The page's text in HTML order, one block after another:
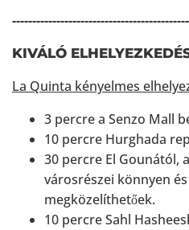
KIVÁLÓ
La Quinta kényelmes
3 percre a Senzo Mall
10 percre Hurghada
30 percre El Gounától,
városrészei könnyen
megközelíthetőek.
10 percre Sahl